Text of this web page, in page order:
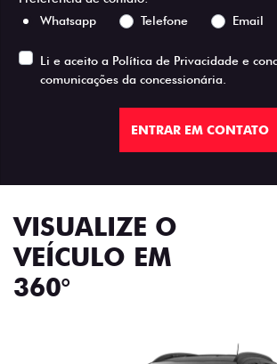
Whatsapp
Telefone Email
Li e aceito a Política de Privacidade e
comunicações da concessionária.
ENTRAR EM CONTATO
VISUALIZE O
VEÍCULO EM
360°